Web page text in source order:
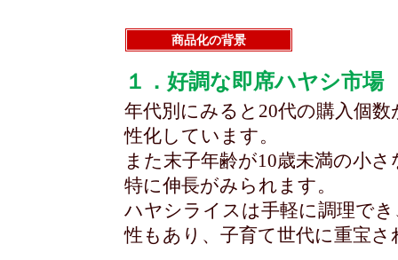
商品化の背景
１．好調な即席ハヤシ市場
年代別にみると20代の購入個
性化しています。
また末子年齢が10歳未満の小
特に伸長がみられます。
ハヤシライスは手軽に調理で
性もあり、子育て世代に重宝